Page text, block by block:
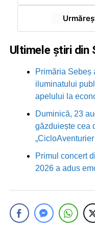
Ultimele știri din
Primăria Sebeș
iluminatului
apelului la
Duminică, 23
găzduiește cea
Primul concert
2026 a adus